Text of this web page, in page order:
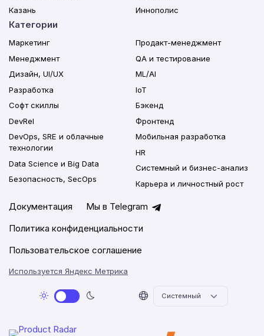
Казань
Иннополис
Категории
Маркетинг
Менеджмент
Дизайн, UI/UX
Разработка
Софт скиллы
DevRel
DevOps, SRE и облачные
технологии
Data Science и Big Data
Безопасность, SecOps
Продакт-менеджмент
QA и тестирование
ML/AI
IoT
Бэкенд
Фронтенд
Мобильная разработка
HR
Системный и бизнес-анализ
Карьера и личностный рост
Документация
Мы в Telegram
Политика конфиденциальности
Пользовательское соглашение
Используется Яндекс Метрика